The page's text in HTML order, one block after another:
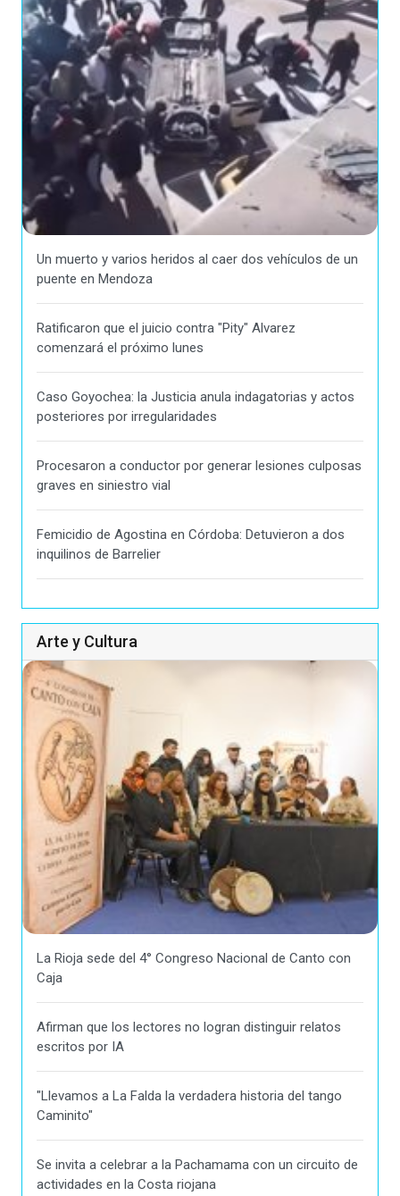
Un muerto y varios heridos al caer dos vehículos de un
puente en Mendoza
Ratificaron que el juicio contra "Pity" Alvarez
comenzará el próximo lunes
Caso Goyochea: la Justicia anula indagatorias y actos
posteriores por irregularidades
Procesaron a conductor por generar lesiones culposas
graves en siniestro vial
Femicidio de Agostina en Córdoba: Detuvieron a dos
inquilinos de Barrelier
Arte y Cultura
La Rioja sede del 4° Congreso Nacional de Canto con
Caja
Afirman que los lectores no logran distinguir relatos
escritos por IA
"Llevamos a La Falda la verdadera historia del tango
Caminito"
Se invita a celebrar a la Pachamama con un circuito de
actividades en la Costa riojana